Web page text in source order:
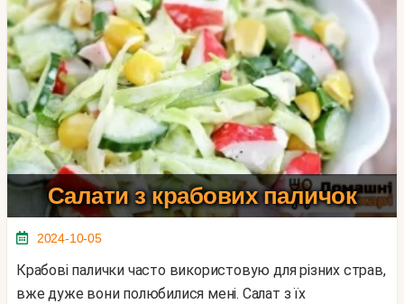
Салати з крабових паличок
2024-10-05
Крабові палички часто використовую для різних страв,
вже дуже вони полюбилися мені. Салат з їх